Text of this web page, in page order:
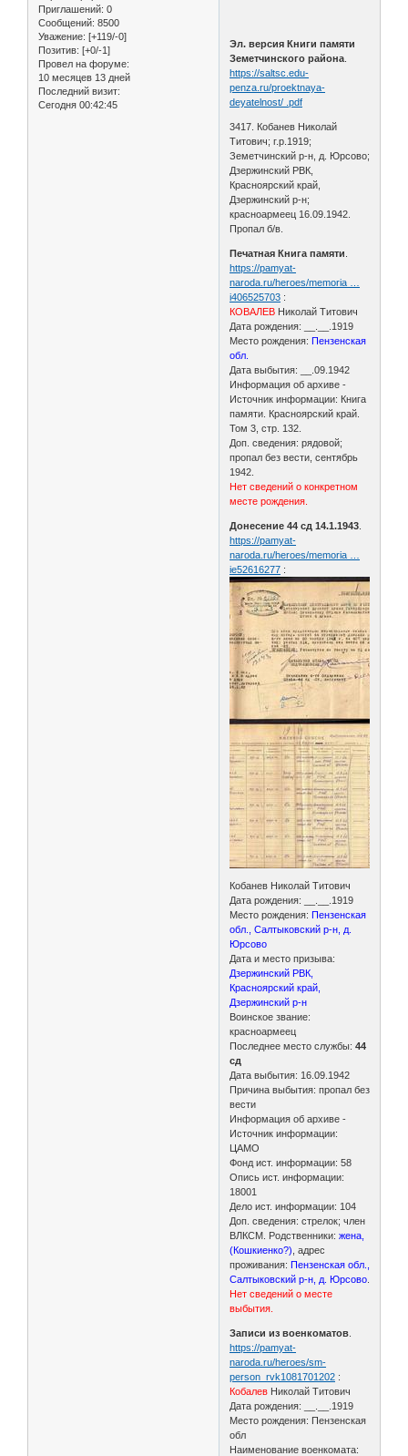
Приглашений: 0
Сообщений: 8500
Уважение: [+119/-0]
Позитив: [+0/-1]
Провел на форуме:
10 месяцев 13 дней
Последний визит:
Сегодня 00:42:45
Эл. версия Книги памяти
Земетчинского района
https://saltsc.edu-
penza.ru/proektnaya-
deyatelnost/ .pdf
3417. Кобанев Николай
Титович; г.р.1919;
Земетчинский р-н, д. Юрсово;
Дзержинский РВК,
Красноярский край,
Дзержинский р-н;
красноармеец 16.09.1942.
Пропал б/в.
Печатная Книга памяти
https://pamyat-
naroda.ru/heroes/memoria …
i406525703 :
КОВАЛЕВ Николай Титович
Дата рождения: __.__.1919
Место рождения:Пензенская
обл.
Дата выбытия: __.09.1942
Информация об архиве -
Источник информации: Книга
памяти. Красноярский край.
Том 3, стр. 132.
Доп. сведения: рядовой;
пропал без вести, сентябрь
1942.
Нет сведений о конкретном
месте рождения.
Донесение 44 сд 14.1.1943
https://pamyat-
naroda.ru/heroes/memoria …
ie52616277 :
Кобанев Николай Титович
Дата рождения: __.__.1919
Место рождения:Пензенская
обл., Салтыковский р-н, д.
Юрсово
Дата и место призыва:
Дзержинский РВК,
Красноярский край,
Дзержинский р-н
Воинское звание:
красноармеец
Последнее место службы: 44
сд
Дата выбытия: 16.09.1942
Причина выбытия: пропал без
вести
Информация об архиве -
Источник информации:
ЦАМО
Фонд ист. информации: 58
Опись ист. информации:
18001
Дело ист. информации: 104
Доп. сведения: стрелок; член
ВЛКСМ. Родственники:жена,
(Кошкиенко?) , адрес
проживания:Пензенская обл.,
Салтыковский р-н, д. Юрсово
Нет сведений о месте
выбытия.
Записи из военкоматов
https://pamyat-
naroda.ru/heroes/sm-
person_rvk1081701202 :
Кобалев Николай Титович
Дата рождения: __.__.1919
Место рождения: Пензенская
обл
Наименование военкомата: